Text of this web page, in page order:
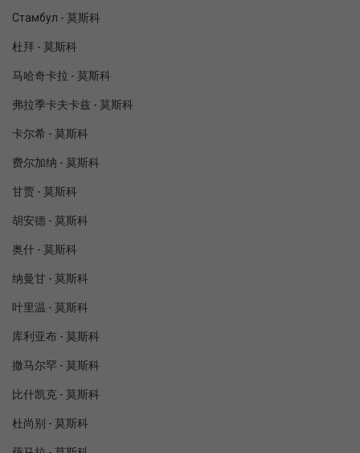
Стамбул - 莫斯科
杜拜 - 莫斯科
马哈奇卡拉 - 莫斯科
弗拉季卡夫卡兹 - 莫斯科
卡尔希 - 莫斯科
费尔加纳 - 莫斯科
甘贾 - 莫斯科
胡安德 - 莫斯科
奥什 - 莫斯科
纳曼甘 - 莫斯科
叶里温 - 莫斯科
库利亚布 - 莫斯科
撒马尔罕 - 莫斯科
比什凯克 - 莫斯科
杜尚别 - 莫斯科